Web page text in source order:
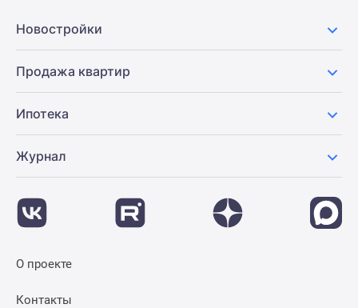
Новостройки
Продажа квартир
Ипотека
Журнал
О проекте
Контакты